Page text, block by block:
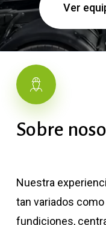
Ver
Sobre
Nuestra
tan variados
fundiciones,